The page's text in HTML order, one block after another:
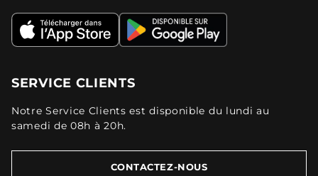
SERVICE CLIENTS
Notre Service Clients est disponible du lundi au
samedi de 08h à 20h.
CONTACTEZ-NOUS